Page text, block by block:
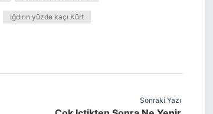
Iğdırın yüzde kaçı Kürt
Sonraki Yazı